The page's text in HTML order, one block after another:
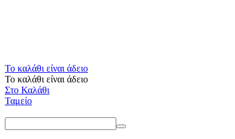
Το καλάθι είναι άδειο
Το καλάθι είναι άδειο
Στο Καλάθι
Ταμείο